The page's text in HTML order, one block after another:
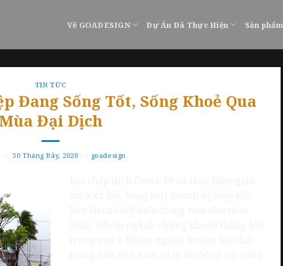
Về GOADESIGN Dự Án Đã Thực Hiện Sản phẩm
TIN TỨC
Đang Sống Tốt, Sống Khoẻ Qua
Mùa Đại Dịch
on30 Tháng Bảy, 2020 goadesign